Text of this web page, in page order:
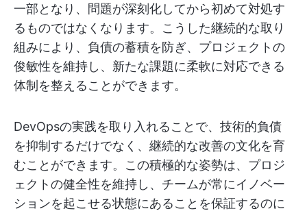
一部となり、問題が深刻化してから初めて対処す
るものではなくなります。こうした継続的な取り
組みにより、負債の蓄積を防ぎ、プロジェクトの
俊敏性を維持し、新たな課題に柔軟に対応できる
体制を整えることができます。
DevOpsの実践を取り入れることで、技術的負債
を抑制するだけでなく、継続的な改善の文化を育
むことができます。この積極的な姿勢は、プロジ
ェクトの健全性を維持し、チームが常にイノベー
ションを起こせる状態にあることを保証するのに